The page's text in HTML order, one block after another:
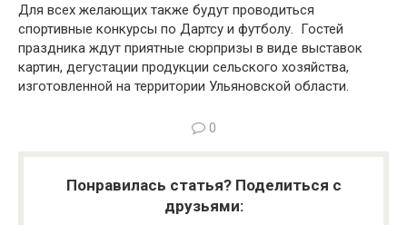
Для всех желающих также будут проводиться
спортивные конкурсы по Дартсу и футболу. Гостей
праздника ждут приятные сюрпризы в виде выставок
картин, дегустации продукции сельского хозяйства,
изготовленной на территории Ульяновской области.
0
Понравилась статья? Поделиться с
друзьями: